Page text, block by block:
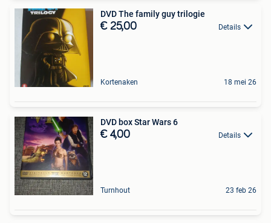
DVD The family guy trilogie
€ 25,00 Details
Kortenaken 18 mei 26
DVD box Star Wars 6
€ 4,00 Details
Turnhout 23 feb 26